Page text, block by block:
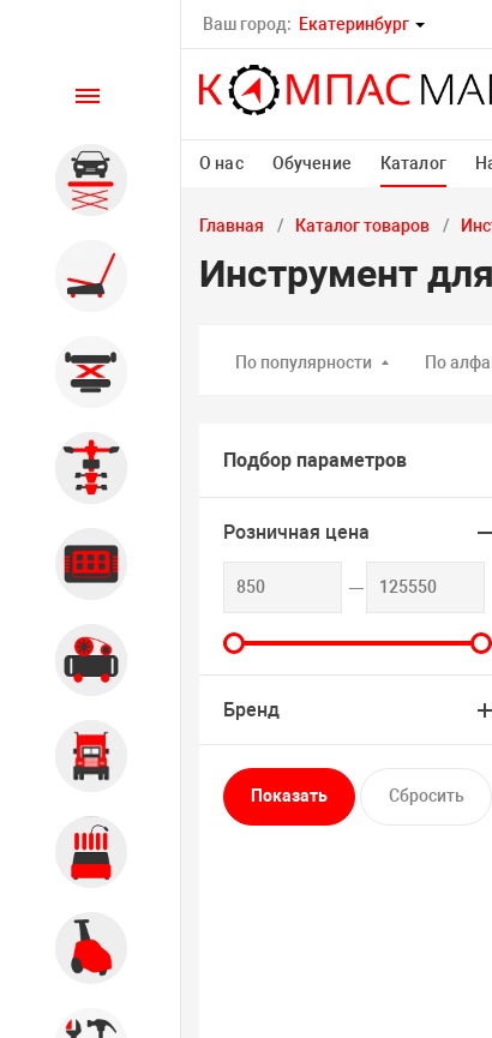
Ваш город: Екатеринбург
О нас Обучение Каталог
Каталог
Автомобильные подъемники
Шиномонтажное
оборудование
Общегаражное
Стенды сход-развал
Диагностика
Компрессорное оборудование
Главная Каталог товаров
Инструмент
По популярности По
Подбор параметров
Розничная цена
Бренд